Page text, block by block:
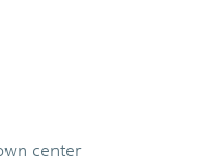
center